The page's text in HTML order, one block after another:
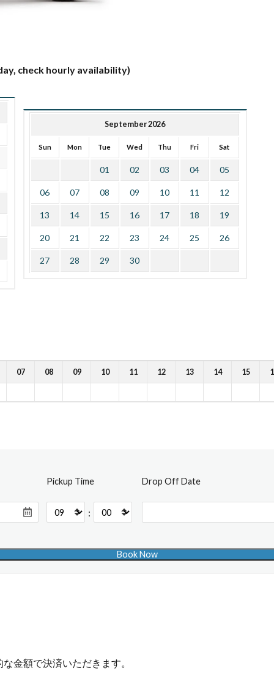
check hourly availability)
September 2026
Sun Mon Tue Wed Thu Fri Sat
01 02 03 04 05
06 07 08 09 10 11 12
13 14 15 16 17 18 19
20 21 22 23 24 25 26
27 28 29 30
07 08 09 10 11 12 13 14 15
Pickup Time
:
Drop Off Date
金額で決済いただきます。